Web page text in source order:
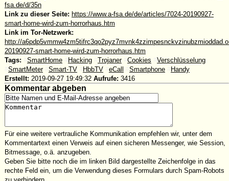
fsa.de/d/35n
Link zu dieser Seite: https://www.a-fsa.de/de/articles/7024-20190927-
smart-home-wird-zum-horrorhaus.htm
Link im Tor-Netzwerk:
http://
20190927-smart-home-wird-zum-horrorhaus.htm
Tags:
SmartHome Hacking Trojaner Cookies
Verschlüsselung
SmartMeter Smart-TV HbbTV eCall Smartphone
Handy
Erstellt: 2019-09-27 19:49:32 Aufrufe: 3416
Kommentar abgeben
Für eine weitere vertrauliche Kommunikation empfehlen wir, unter dem
Kommentartext einen Verweis auf einen sicheren Messenger, wie Session,
Bitmessage, o.ä. anzugeben.
Geben Sie bitte noch die im linken Bild dargestellte Zeichenfolge in das
rechte Feld ein, um die Verwendung dieses Formulars durch Spam-Robots